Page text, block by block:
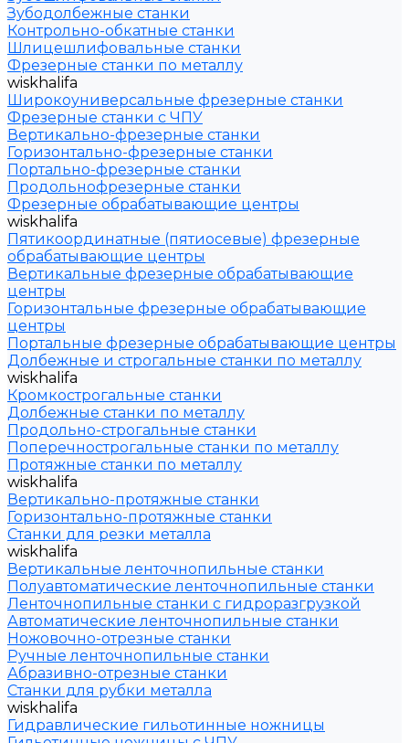
Зубодолбежные станки
Контрольно-обкатные станки
Шлицешлифовальные станки
Фрезерные станки по металлу
wiskhalifa
Широкоуниверсальные фрезерные станки
Фрезерные станки с ЧПУ
Вертикально-фрезерные станки
Горизонтально-фрезерные станки
Портально-фрезерные станки
Продольнофрезерные станки
Фрезерные обрабатывающие центры
wiskhalifa
Пятикоординатные (пятиосевые) фрезерные
обрабатывающие центры
Вертикальные фрезерные обрабатывающие
центры
Горизонтальные фрезерные обрабатывающие
центры
Портальные фрезерные обрабатывающие центры
Долбежные и строгальные станки по металлу
wiskhalifa
Кромкострогальные станки
Долбежные станки по металлу
Продольно-строгальные станки
Поперечнострогальные станки по металлу
Протяжные станки по металлу
wiskhalifa
Вертикально-протяжные станки
Горизонтально-протяжные станки
Станки для резки металла
wiskhalifa
Вертикальные ленточнопильные станки
Полуавтоматические ленточнопильные станки
Ленточнопильные станки с гидроразгрузкой
Автоматические ленточнопильные станки
Ножовочно-отрезные станки
Ручные ленточнопильные станки
Абразивно-отрезные станки
Станки для рубки металла
wiskhalifa
Гидравлические гильотинные ножницы